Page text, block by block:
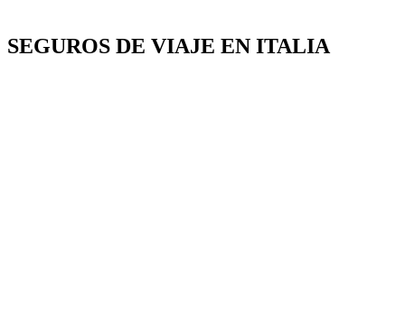
SEGUROS DE VIAJE EN ITALIA